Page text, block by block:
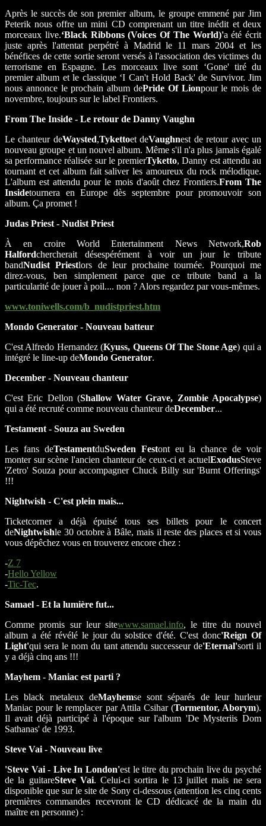
Après le succès de son premier album, le groupe emmené par Jim
Peterik nous offre un mini CD comprenant un titre inédit et deux
morceaux live.‘Black Ribbons (Voices Of The World)'a été écrit
juste après l'attentat perpétré à Madrid le 11 mars 2004 et les
bénéfices de cette sortie seront versés à l'association des victimes du
terrorisme en Espagne. Les morceaux live sont ‘Gone' tiré du
premier album et le classique ‘I Can't Hold Back' de Survivor. Jim
nous annonce le prochain album dePride Of Lionpour le mois de
novembre, toujours sur le label Frontiers.
From The Inside - Le retour de Danny Vaughn
Le chanteur deWaysted,Tykettoet deVaughnest de retour avec un
nouveau groupe et un nouvel album. Même s'il n'a plus jamais égalé
sa performance réalisée sur le premierTyketto, Danny est attendu au
tournant et cet album fait saliver les amoureux du rock mélodique.
L'album est attendu pour le mois d'août chez Frontiers.From The
Insidetournera en Europe dès septembre pour promouvoir son
album. Ça promet !
Judas Priest - Nudist Priest
À en croire World Entertainment News Network,Rob
Halfordchercherait désespérément à voir un jour le tribute
bandNudist Priestlors de leur prochaine tournée. Pourquoi me
direz-vous, ben simplement parce que ce tribute band a la
particularité de jouer à poil.... non ? Alors regardez par vous-mêmes.
www.toniwells.com/b_nudistpriest.htm
Mondo Generator - Nouveau batteur
C'est Alfredo Hernandez (Kyuss, Queens Of The Stone Age) qui a
intégré le line-up deMondo Generator.
December - Nouveau chanteur
C'est Eric Dellon (Shallow Water Grave, Zombie Apocalypse)
qui a été recruté comme nouveau chanteur deDecember...
Testament - Souza au Sweden
Les fans deTestamentduSweden Festont eu la chance de voir
monter sur scène l'ancien chanteur de ceux-ci et actuelExodusSteve
'Zetro' Souza pour accompagner Chuck Billy sur 'Burnt Offerings'
!!!
Nightwish - C'est plein mais...
Ticketcorner a déjà épuisé tous ses billets pour le concert
deNightwishle 30 octobre à Bâle, mais il reste des places et si vous
vous dépêchez vous en trouverez encore chez :
-Z 7
-Hello Yellow
-Tic-Tec.
Samael - Et la lumière fut...
Comme promis sur leur sitewww.samael.info, le titre du nouvel
album a été révélé le jour du solstice d'été. C'est donc'Reign Of
Light'qui sera le nom du tant attendu successeur de'Eternal'sorti il
y a déjà cinq ans !!!
Mayhem - Maniac est parti ?
Les black metaleux deMayhemse sont séparés de leur hurleur
Maniac pour le remplacer par Attila Csihar (Tormentor, Aborym).
Il avait déjà participé à l'époque sur l'album 'De Mysteriis Dom
Sathanas' de 1993.
Steve Vai - Nouveau live
'Steve Vai - Live In London'est le titre du prochain live du psyché
de la guitareSteve Vai. Celui-ci sortira le 13 juillet mais ne sera
disponible que sur le site de Sony ci-dessous (attention les cinq cents
premières commandes recevront le CD dédicacé de la main du
maître en personne) :